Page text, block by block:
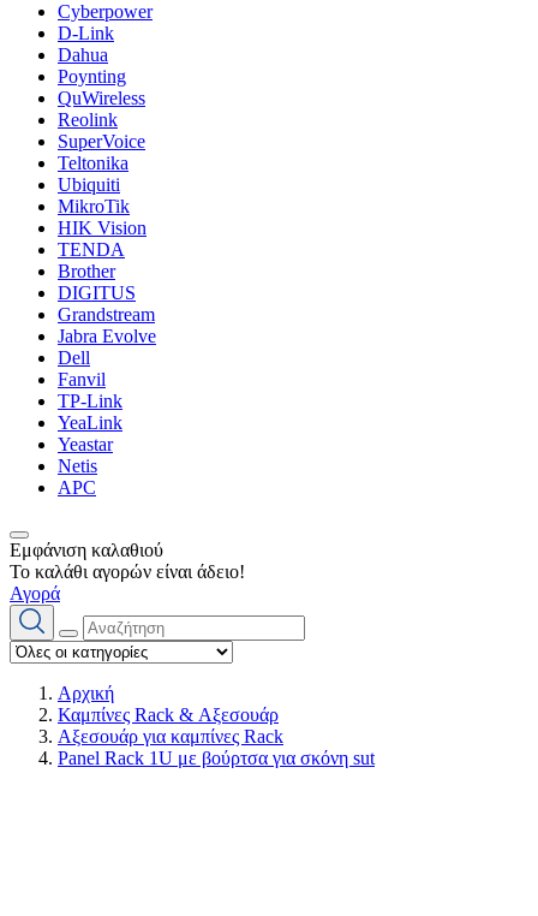
Cyberpower
D-Link
Dahua
Poynting
QuWireless
Reolink
SuperVoice
Teltonika
Ubiquiti
MikroTik
HIK Vision
TENDA
Brother
DIGITUS
Grandstream
Jabra Evolve
Dell
Fanvil
TP-Link
YeaLink
Yeastar
Netis
APC
Εμφάνιση καλαθιού
Το καλάθι αγορών είναι άδειο!
Αγορά
Αρχική
Καμπίνες Rack & Αξεσουάρ
Αξεσουάρ για καμπίνες Rack
Panel Rack 1U με βούρτσα για σκόνη sut